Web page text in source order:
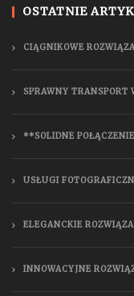
OSTATNIE
CIĄGNIKOWE
SPRAWNY TRANSPORT
**SOLIDNE
USŁUGI
ELEGANCKIE
INNOWACYJNE